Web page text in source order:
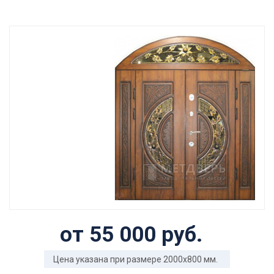
от 55 000 руб.
Цена указана при размере 2000x800 мм.